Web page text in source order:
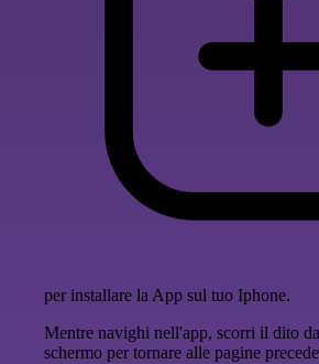
per installare la App sul tuo Iphone.
Mentre navighi nell'app, scorri il dito
schermo per tornare alle pagine